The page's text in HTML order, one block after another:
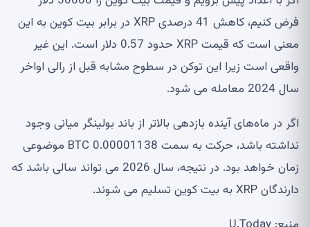
فرض کنیم، کاهش 41 درصدی XRP در برابر بیت کوین به این
معنی است که قیمت XRP حدود 0.57 دلار است. این غیر
واقعی است زیرا این توکن در سطوح مشابه قبل از رالی اواخر
سال 2024 معامله می شود.
اگر در ماه‌های آینده بازدهی بالاتر از باند بولینگر میانی وجود
نداشته باشد، حرکت به سمت 0.00001138 BTC موضوعی
زمان خواهد بود. در نتیجه، سال 2026 می تواند سالی باشد که
دارندگان XRP به بیت کوین تسلیم می شوند.